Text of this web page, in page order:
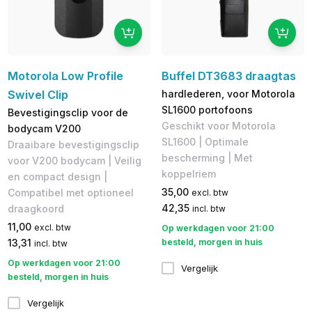
Motorola Low Profile
Swivel Clip
Bevestigingsclip voor de
bodycam V200
Draaibare bevestigingsclip
voor V200 bodycam | Veilig
en compact design |
Compatibel met optioneel
draagkoord
11,00 excl. btw
13,31 incl. btw
Op werkdagen voor 21:00
besteld, morgen in huis
Vergelijk
Buffel DT3683 draagtas
hardlederen, voor Motorola
SL1600 portofoons
Geschikt voor Motorola
SL1600 | Optimale
bescherming | Met
koppelriem
35,00 excl. btw
42,35 incl. btw
Op werkdagen voor 21:00
besteld, morgen in huis
Vergelijk